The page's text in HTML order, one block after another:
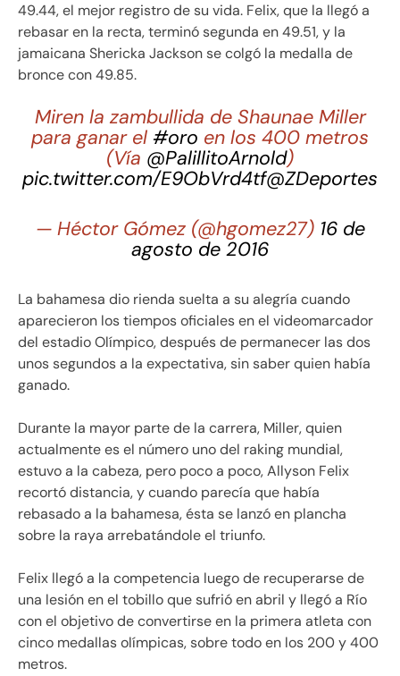
49.44, el mejor registro de su vida. Felix, que la llegó a
rebasar en la recta, terminó segunda en 49.51, y la
jamaicana Shericka Jackson se colgó la medalla de
bronce con 49.85.
Miren la zambullida de Shaunae Miller
para ganar el #oro en los 400 metros
(Vía @PalillitoArnold)
pic.twitter.com/E9ObVrd4tf@ZDeportes
— Héctor Gómez (@hgomez27) 16 de
agosto de 2016
La bahamesa dio rienda suelta a su alegría cuando
aparecieron los tiempos oficiales en el videomarcador
del estadio Olímpico, después de permanecer las dos
unos segundos a la expectativa, sin saber quien había
ganado.
Durante la mayor parte de la carrera, Miller, quien
actualmente es el número uno del raking mundial,
estuvo a la cabeza, pero poco a poco, Allyson Felix
recortó distancia, y cuando parecía que había
rebasado a la bahamesa, ésta se lanzó en plancha
sobre la raya arrebatándole el triunfo.
Felix llegó a la competencia luego de recuperarse de
una lesión en el tobillo que sufrió en abril y llegó a Río
con el objetivo de convertirse en la primera atleta con
cinco medallas olímpicas, sobre todo en los 200 y 400
metros.